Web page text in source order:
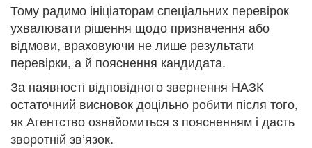
Тому радимо ініціаторам спеціальних перевірок
ухвалювати рішення щодо призначення або
відмови, враховуючи не лише результати
перевірки, а й пояснення кандидата.
За наявності відповідного звернення НАЗК
остаточний висновок доцільно робити після того,
як Агентство ознайомиться з поясненням і дасть
зворотній зв’язок.